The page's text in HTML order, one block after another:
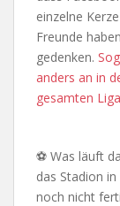
einzelne
Freunde
gedenken.
anders an in
gesamten
⚽ Was läuft
das Stadion
noch nicht